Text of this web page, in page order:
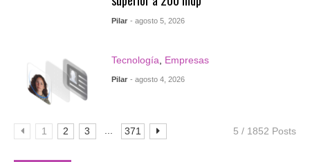
Pilar - agosto 5, 2026
Tecnología Empresas
Pilar - agosto 4, 2026
1 2 3 ... 371 5 / 1852 Posts